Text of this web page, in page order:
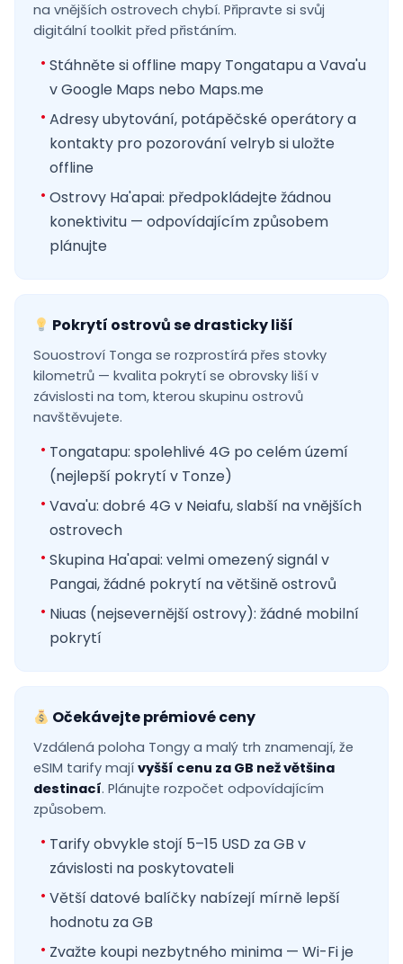
na vnějších ostrovech chybí. Připravte si svůj
digitální toolkit před přistáním.
Stáhněte si offline mapy Tongatapu a Vava'u
v Google Maps nebo Maps.me
Adresy ubytování, potápěčské operátory a
kontakty pro pozorování velryb si uložte
offline
Ostrovy Ha'apai: předpokládejte žádnou
konektivitu — odpovídajícím způsobem
plánujte
Pokrytí ostrovů se drasticky liší
Souostroví Tonga se rozprostírá přes stovky
kilometrů — kvalita pokrytí se obrovsky liší v
závislosti na tom, kterou skupinu ostrovů
navštěvujete.
Tongatapu: spolehlivé 4G po celém území
(nejlepší pokrytí v Tonze)
Vava'u: dobré 4G v Neiafu, slabší na vnějších
ostrovech
Skupina Ha'apai: velmi omezený signál v
Pangai, žádné pokrytí na většině ostrovů
Niuas (nejsevernější ostrovy): žádné mobilní
pokrytí
Očekávejte prémiové ceny
Vzdálená poloha Tongy a malý trh znamenají, že
eSIM tarify mají vyšší cenu za GB než většina
destinací. Plánujte rozpočet odpovídajícím
způsobem.
Tarify obvykle stojí 5–15 USD za GB v
závislosti na poskytovateli
Větší datové balíčky nabízejí mírně lepší
hodnotu za GB
Zvažte koupi nezbytného minima — Wi-Fi je